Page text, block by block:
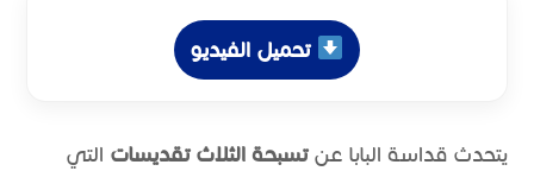
تحميل الفيديو
يتحدث قداسة البابا عنتسبحة الثلاث تقديسات التي